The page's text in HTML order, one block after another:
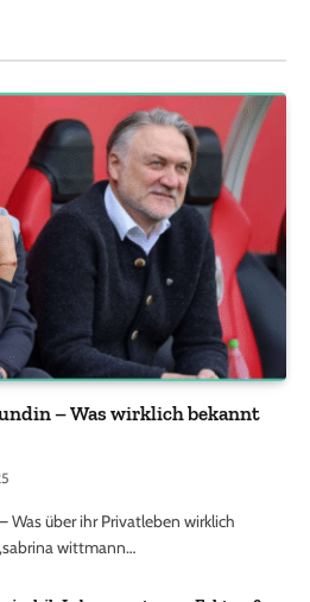
– Was wirklich bekannt
Was über ihr Privatleben wirklich
wittmann…